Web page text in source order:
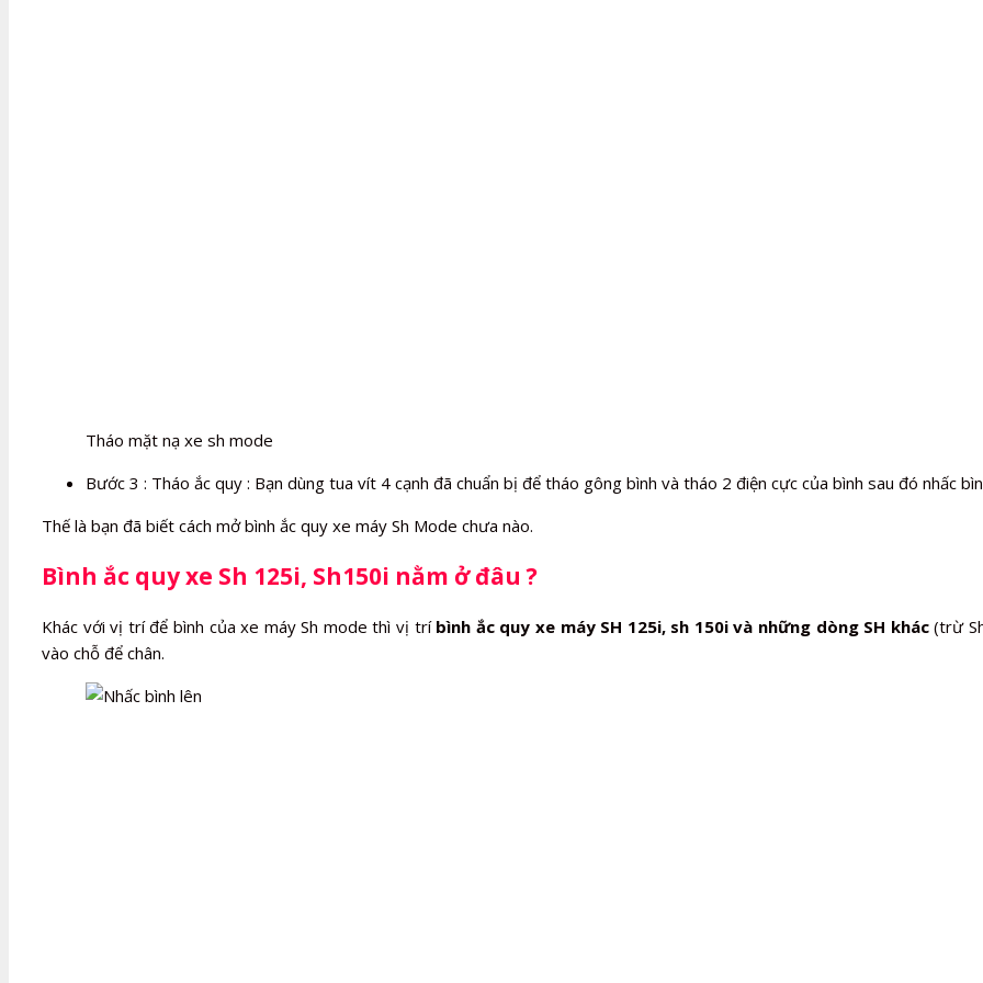
Tháo mặt nạ xe sh mode
Bước 3 : Tháo ắc quy : Bạn dùng tua vít 4 cạnh đã chuẩn bị để tháo gông bình và tháo 2 điện cực của bình sau đó nhấc
Thế là bạn đã biết cách mở bình ắc quy xe máy Sh Mode chưa nào.
Bình ắc quy xe Sh 125i, Sh150i nằm ở đâu ?
Khác với vị trí để bình của xe máy Sh mode thì vị trí bình ắc quy xe máy SH 125i, sh 150i và những dòng SH khác(trừ
vào chỗ để chân.